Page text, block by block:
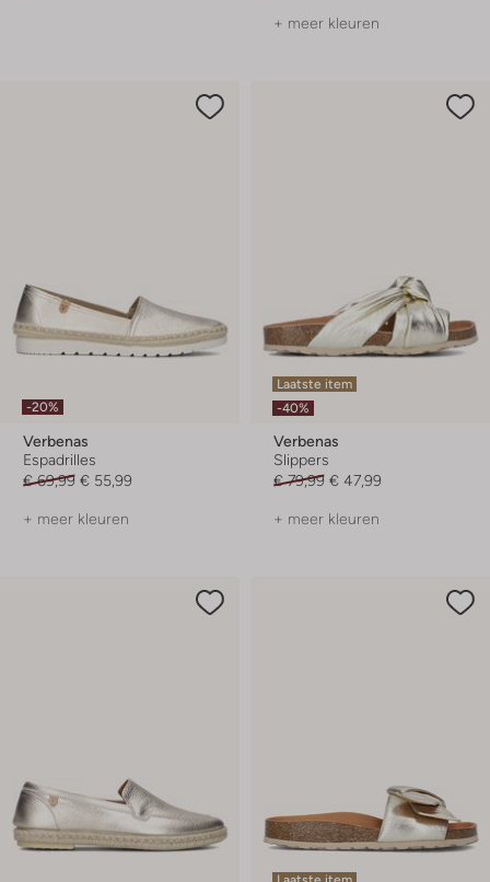
+ meer kleuren
-20%
Verbenas
Espadrilles
€ 69,99 € 55,99
+ meer kleuren
Laatste item
-40%
Verbenas
Slippers
€ 79,99 € 47,99
+ meer kleuren